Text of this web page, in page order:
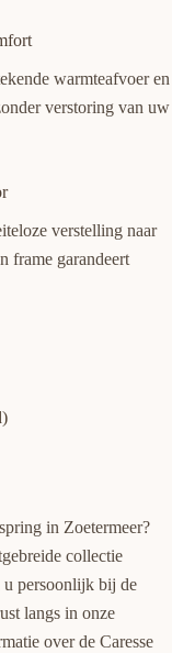
warmteafvoer en
verstoring van uw
verstelling naar
frame garandeert
in Zoetermeer?
collectie
u persoonlijk bij de
langs in onze
over de Caresse